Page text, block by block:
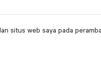
situs web saya pada